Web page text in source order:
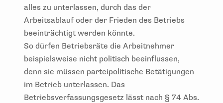
alles zu unterlassen, durch das der
Arbeitsablauf oder der Frieden des Betriebs
beeinträchtigt werden könnte.
So dürfen Betriebsräte die Arbeitnehmer
beispielsweise nicht politisch beeinflussen,
denn sie müssen parteipolitische Betätigungen
im Betrieb unterlassen. Das
Betriebsverfassungsgesetz lässt nach § 74 Abs.